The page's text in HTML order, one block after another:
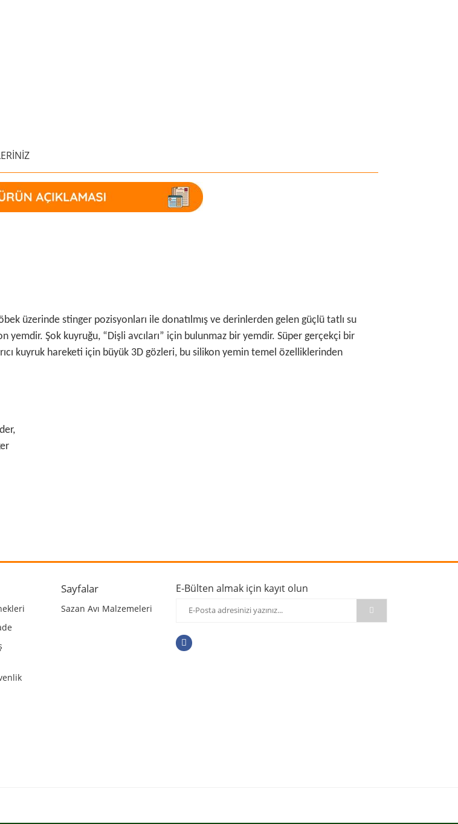
üzerinde stinger pozisyonları ile donatılmış ve derinlerden gelen güçlü tatlı su
Şok kuyruğu, “Dişli avcıları” için bulunmaz bir yemdir. Süper gerçekçi bir
kuyruk hareketi için büyük 3D gözleri, bu silikon yemin temel özelliklerinden
Sayfalar
Sazan Avı Malzemeleri
E-Bülten almak için kayıt olun